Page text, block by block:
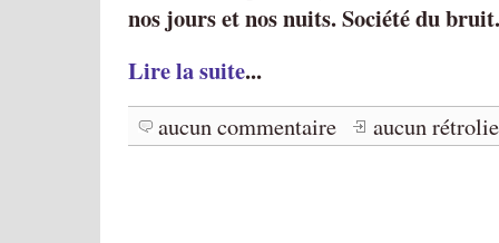
nos jours et nos nuits. Société du bruit.
Lire la suite...
aucun commentaire aucun